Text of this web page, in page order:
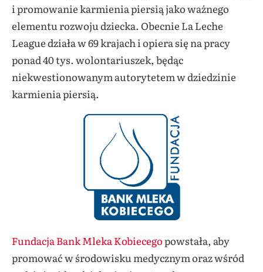
i promowanie karmienia piersią jako ważnego
elementu rozwoju dziecka. Obecnie La Leche
League działa w 69 krajach i opiera się na pracy
ponad 40 tys. wolontariuszek, będąc
niekwestionowanym autorytetem w dziedzinie
karmienia piersią.
Fundacja Bank Mleka Kobiecegopowstała, aby
promować w środowisku medycznym oraz wśród